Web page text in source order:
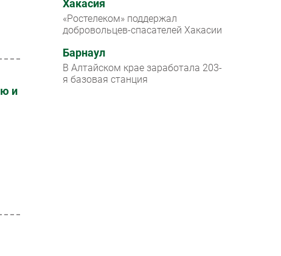
и
Хакасия
«Ростелеком» поддержал
добровольцев-спасателей Хакасии
Барнаул
В Алтайском крае заработала 203-
я базовая станция